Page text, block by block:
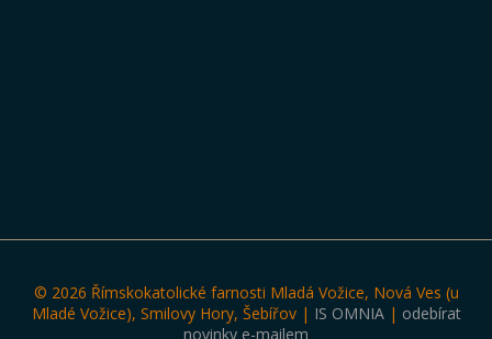
© 2026 Římskokatolické farnosti Mladá Vožice, Nová Ves (u
Mladé Vožice), Smilovy Hory, Šebířov | IS OMNIA| odebírat
novinky e-mailem